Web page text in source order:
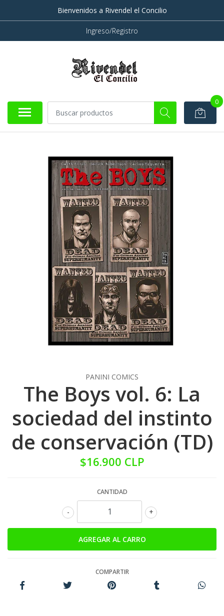
Bienvenidos a Rivendel el Concilio
Ingreso/Registro
0
PANINI COMICS
The Boys vol. 6: La
sociedad del instinto
de conservación (TD)
$16.900 CLP
CANTIDAD
+
-
COMPARTIR